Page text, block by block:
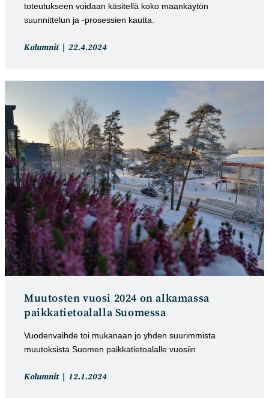
toteutukseen voidaan käsitellä koko maankäytön
suunnittelun ja -prosessien kautta.
Artikkelin
Kolumnit
Artikkeli
22.4.2024
Muutosten vuosi 2024 on alkamassa
paikkatietoalalla Suomessa
Vuodenvaihde toi mukanaan jo yhden suurimmista
muutoksista Suomen paikkatietoalalle vuosiin
Artikkelin
Kolumnit
Artikkeli
12.1.2024